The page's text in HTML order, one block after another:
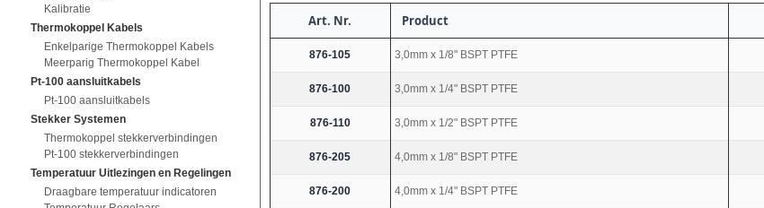
Kalibratie
Thermokoppel Kabels
Enkelparige Thermokoppel Kabels
Meerparig Thermokoppel Kabel
Pt-100 aansluitkabels
Pt-100 aansluitkabels
Stekker Systemen
Thermokoppel stekkerverbindingen
Pt-100 stekkerverbindingen
Temperatuur Uitlezingen en Regelingen
Draagbare temperatuur indicatoren
Art. Nr. Product
876-105 3,0mm x 1/8" BSPT PTFE
876-100 3,0mm x 1/4" BSPT PTFE
876-110 3,0mm x 1/2" BSPT PTFE
876-205 4,0mm x 1/8" BSPT PTFE
876-200 4,0mm x 1/4" BSPT PTFE